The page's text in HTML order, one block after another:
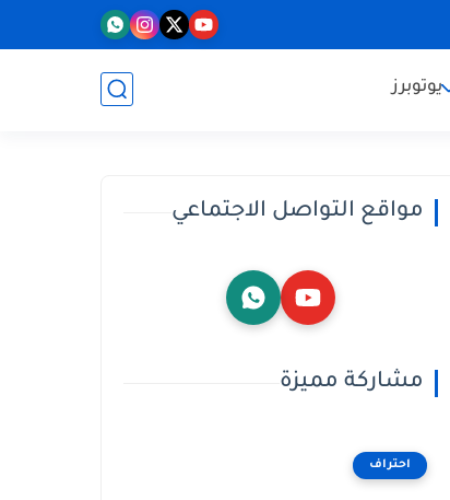
يوتوبرز
مواقع التواصل الاجتماعي
مشاركة مميزة
احتراف